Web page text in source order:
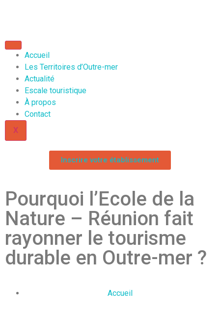
Accueil
Les Territoires d’Outre-mer
Actualité
Escale touristique
À propos
Contact
X
Inscrire votre établissement
Pourquoi l’Ecole de la
Nature – Réunion fait
rayonner le tourisme
durable en Outre-mer ?
Accueil